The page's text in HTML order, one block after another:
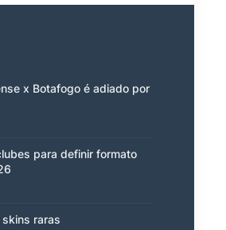
x Botafogo é adiado por
para definir formato
skins raras